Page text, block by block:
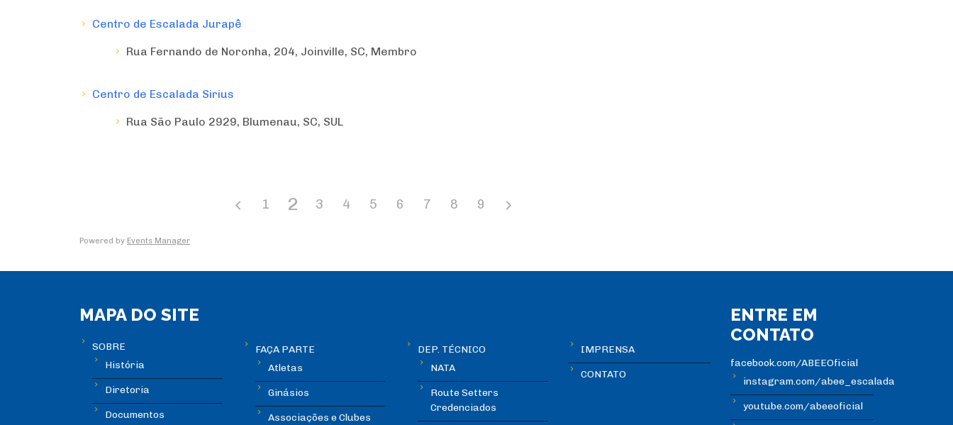
Centro de Escalada Jurapê
Rua Fernando de Noronha, 204, Joinville, SC, Membro
Centro de Escalada Sirius
Rua São Paulo 2929, Blumenau, SC, SUL
1 2 3 4 5 6 7 8 9
Powered by Events Manager
MAPA DO SITE
SOBRE
História
Diretoria
Documentos
FAÇA PARTE
Atletas
Ginásios
Associações e Clubes
DEP. TÉCNICO
NATA
Route Setters
Credenciados
IMPRENSA
CONTATO
ENTRE EM
CONTATO
facebook.com/ABEEOficial
instagram.com/abee_escalada
youtube.com/abeeoficial